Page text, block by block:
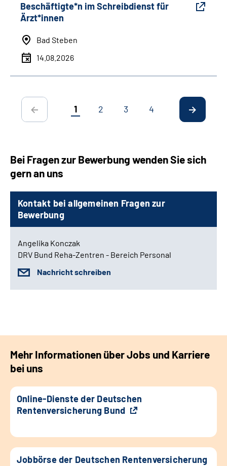
Beschäftigte*n im Schreibdienst für
Ärzt*innen
Bad Steben
14.08.2026
1 2 3 4
Bei Fragen zur Bewerbung wenden Sie sich
gern an uns
Kontakt bei allgemeinen Fragen zur
Bewerbung
Angelika Konczak
DRV Bund Reha-Zentren - Bereich Personal
Nachricht schreiben
Mehr Informationen über Jobs und Karriere
bei uns
Online-Dienste der Deutschen
Rentenversicherung Bund
Jobbörse der Deutschen Rentenversicherung